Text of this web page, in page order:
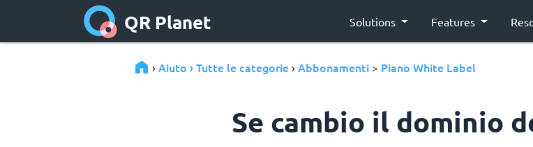
QR Planet Solutions Features
› Aiuto › Tutte le categorie › Abbonamenti > Piano White Label
Se cambio il dominio